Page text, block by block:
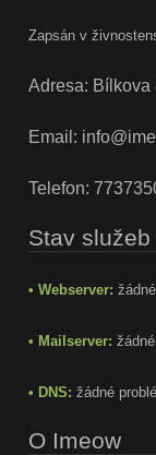
Zapsán v
Adresa: Bílkova
Email:
Telefon:
Stav služeb
• Webserver:
• Mailserver:
• DNS: žádné
O Imeow